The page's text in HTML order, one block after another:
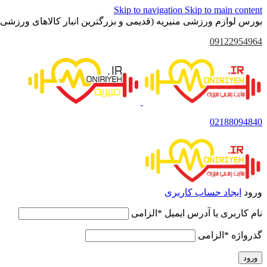
Skip to navigation Skip to main content
بورس لوازم ورزشی منیریه (قدیمی و بزرگترین انبار کالاهای ورزشی
09122954964
02188094840
ورود ایجاد حساب کاربری
نام کاربری یا آدرس ایمیل * الزامی
گذرواژه * الزامی
ورود